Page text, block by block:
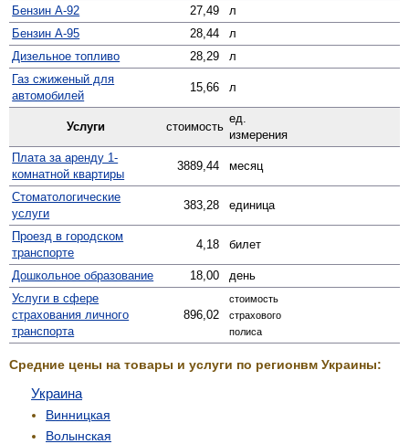
Бензин А-92
27,49
л
Бензин А-95
28,44
л
Дизельное топливо
28,29
л
Газ сжиженый для
автомобилей
15,66 л
Услуги стоимость
ед.
измерения
Плата за аренду 1-
комнатной квартиры
3889,44 месяц
Стомато­логические
услуги
383,28 единица
Проезд в городском
транспорте
4,18 билет
Дошкольное образование 18,00
день
Услуги в сфере
страхования личного
транспорта
896,02
стоимость
страхового
полиса
Средние цены на товары и услуги по регионвм Украины:
Украина
Винницкая
Волынская